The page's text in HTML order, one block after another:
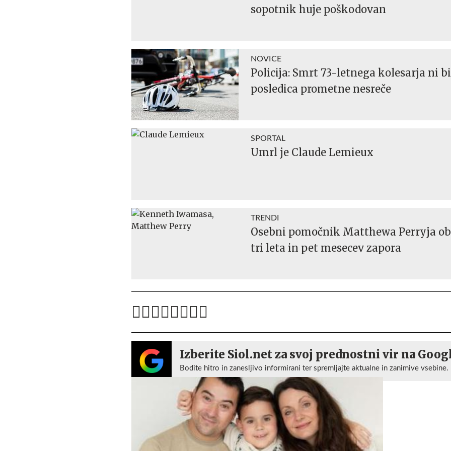
sopotnik huje poškodovan
NOVICE
Policija: Smrt 73-letnega kolesarja ni
posledica prometne nesreče
SPORTAL
Umrl je Claude Lemieux
TRENDI
Osebni pomočnik Matthewa Perryja
tri leta in pet mesecev zapora
Izberite Siol.net za svoj prednostni vir na
Bodite hitro in zanesljivo informirani ter spremljajte aktualne in zanimive vsebine.